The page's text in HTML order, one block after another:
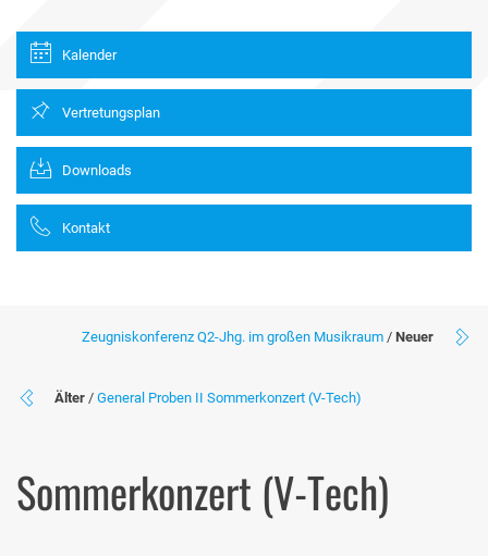
Kalender
Vertretungsplan
Downloads
Kontakt
Zeugniskonferenz Q2-Jhg. im großen Musikraum / Neuer
Älter / General Proben II Sommerkonzert (V-Tech)
Sommerkonzert (V-Tech)